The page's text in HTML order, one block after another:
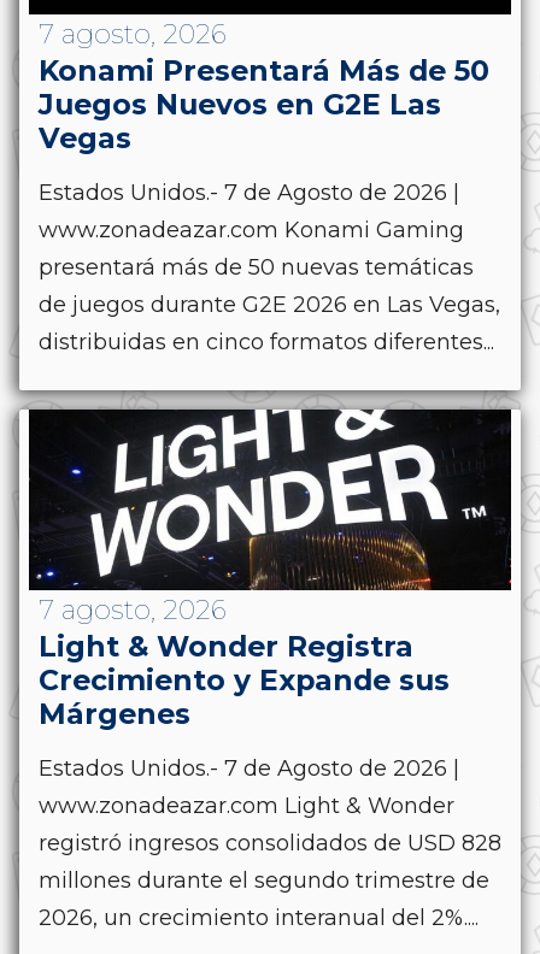
7 agosto, 2026
Konami Presentará Más de 50
Juegos Nuevos en G2E Las
Vegas
Estados Unidos.- 7 de Agosto de 2026 |
www.zonadeazar.com Konami Gaming
presentará más de 50 nuevas temáticas
de juegos durante G2E 2026 en Las Vegas,
distribuidas en cinco formatos diferentes...
7 agosto, 2026
Light & Wonder Registra
Crecimiento y Expande sus
Márgenes
Estados Unidos.- 7 de Agosto de 2026 |
www.zonadeazar.com Light & Wonder
registró ingresos consolidados de USD 828
millones durante el segundo trimestre de
2026, un crecimiento interanual del 2%....